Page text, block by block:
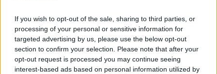
If you wish to opt-out of the sale, sharing to third parties, or
processing of your personal or sensitive information for
targeted advertising by us, please use the below opt-out
section to confirm your selection. Please note that after your
opt-out request is processed you may continue seeing
interest-based ads based on personal information utilized by
wenn Du in diesem Forum aktiv an den
Gesprächen teilnehmen oder eigene Themen
starten möchtest, musst Du Dich bitte zunächst im
Spiel einloggen. Falls Du noch keinen Spielaccount